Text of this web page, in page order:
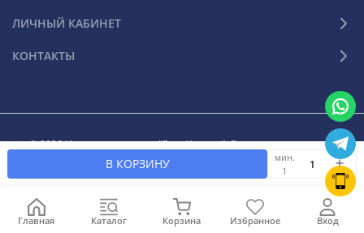
В КОРЗИНУ
мин.
1
ЛИЧНЫЙ КАБИНЕТ
КОНТАКТЫ
© 2026 Интернет-магазин "Ваш Климат". Все права защищены
Главная Каталог Корзина Избранное Вход